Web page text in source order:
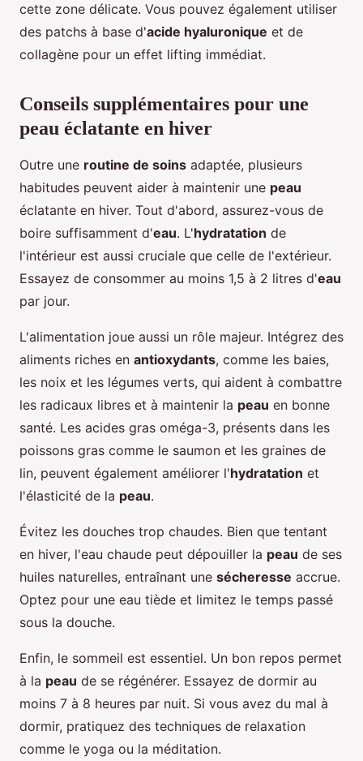
cette zone délicate. Vous pouvez également utiliser
des patchs à base d'acide hyaluronique et de
collagène pour un effet lifting immédiat.
Conseils supplémentaires pour une
peau éclatante en hiver
Outre une routine de soins adaptée, plusieurs
habitudes peuvent aider à maintenir une peau
éclatante en hiver. Tout d'abord, assurez-vous de
boire suffisamment d'eau. L'hydratation de
l'intérieur est aussi cruciale que celle de l'extérieur.
Essayez de consommer au moins 1,5 à 2 litres d'eau
par jour.
L'alimentation joue aussi un rôle majeur. Intégrez des
aliments riches en antioxydants, comme les baies,
les noix et les légumes verts, qui aident à combattre
les radicaux libres et à maintenir la peau en bonne
santé. Les acides gras oméga-3, présents dans les
poissons gras comme le saumon et les graines de
lin, peuvent également améliorer l'hydratation et
l'élasticité de la peau.
Évitez les douches trop chaudes. Bien que tentant
en hiver, l'eau chaude peut dépouiller la peau de ses
huiles naturelles, entraînant une sécheresse accrue.
Optez pour une eau tiède et limitez le temps passé
sous la douche.
Enfin, le sommeil est essentiel. Un bon repos permet
à la peau de se régénérer. Essayez de dormir au
moins 7 à 8 heures par nuit. Si vous avez du mal à
dormir, pratiquez des techniques de relaxation
comme le yoga ou la méditation.